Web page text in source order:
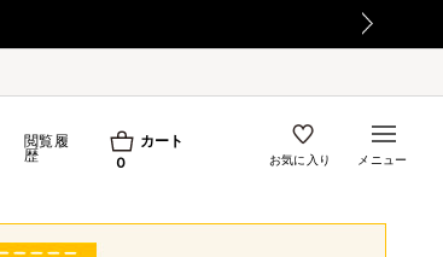
【重要】日本郵便の障害による配送への影響について
閲覧履
歴
カート
0
お気に入り メニュー